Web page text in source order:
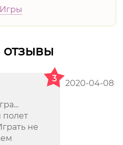
2020-04-08
3
полет
не